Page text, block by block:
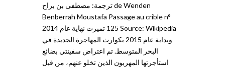
de Wenden ترجمة: مصطفى بن براح
Benberrah Moustafa Passage au crible n°
125 Source: Wikipedia تميزت نهاية عام 2014
وبداية عام 2015 بكوارث المهاجرة الجديدة في
البحر المتوسط. تم اعتراض سفينتي بضائع
استأجرتها المهربون الذين تخلو عنهم، من قبل